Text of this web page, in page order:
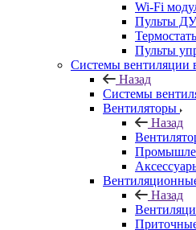
Wi-Fi
Пульты ДУ
Пульты
Системы вентиляции
Назад
Системы
Вентиляторы
Назад
Назад